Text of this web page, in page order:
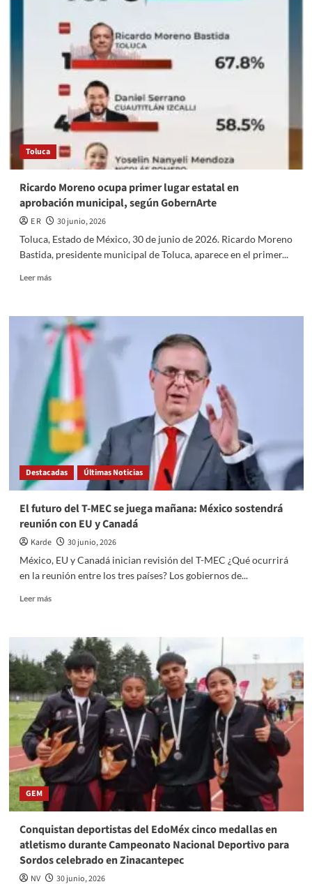
breve,
Diablo
Dragón
reconstrucción
calle
Juárez
de
San
Oxtotitlán
Toluca
Ricardo Moreno ocupa primer lugar estatal en
aprobación municipal, según GobernArte
E R
30 junio, 2026
Toluca, Estado de México, 30 de junio de 2026. Ricardo Moreno
Bastida, presidente municipal de Toluca, aparece en el primer...
Leer másRead
Ricardo
Moreno
ocupa
primer
lugar
en
aprobación
municipal,
según
GobernArte
Destacadas Últimas Noticias
El futuro del T-MEC se juega mañana: México sostendrá
reunión con EU y Canadá
Karde
30 junio, 2026
México, EU y Canadá inician revisión del T-MEC ¿Qué ocurrirá
en la reunión entre los tres países? Los gobiernos de...
Leer másRead
futuro
del
T-
MEC
se
juega
mañana:
México
sostendrá
reunión
con
EU
GEM
Conquistan deportistas del EdoMéx cinco medallas en
atletismo durante Campeonato Nacional Deportivo para
Sordos celebrado en Zinacantepec
NV 30 junio, 2026